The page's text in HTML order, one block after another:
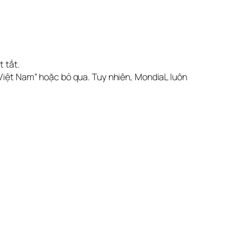
tắt.
Nam” hoặc bỏ qua. Tuy nhiên, MondiaL luôn